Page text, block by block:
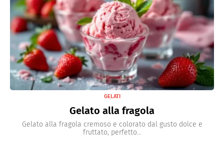
GELATI
Gelato alla fragola
Gelato alla fragola cremoso e colorato dal gusto dolce e
fruttato, perfetto...